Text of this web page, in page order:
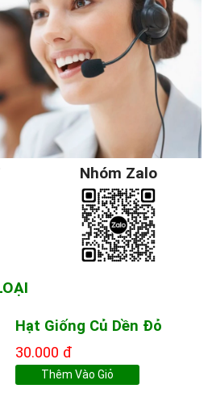
Nhóm Zalo
Hạt Giống Củ Dền Đỏ
30.000 đ
Thêm Vào Giỏ